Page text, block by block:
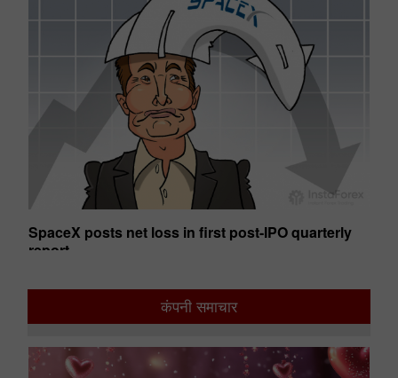
SpaceX posts net loss in first post-IPO quarterly
report
कंपनी समाचार